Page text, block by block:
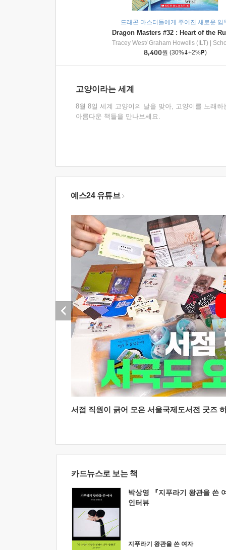
드래곤 마스터들에게 주어진 새로운 임
Tracey West/ Graham Howells (ILT)
8,400원 (30% +2% )
고양이라는 세계
8월 8일 세계 고양이의 날을 맞아, 고양이를 노래하
아름다운 책들을 만나보세요.
예스24 유튜브
서점 직원이 긁어 모은 서울국제도서전 굿즈
카드뉴스로 보는 책
박상영 『지푸라기 왕관을 쓴
인터뷰
지푸라기 왕관을 쓴 여자